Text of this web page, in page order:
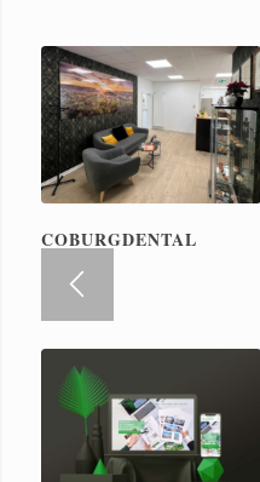
COBURGDENTAL